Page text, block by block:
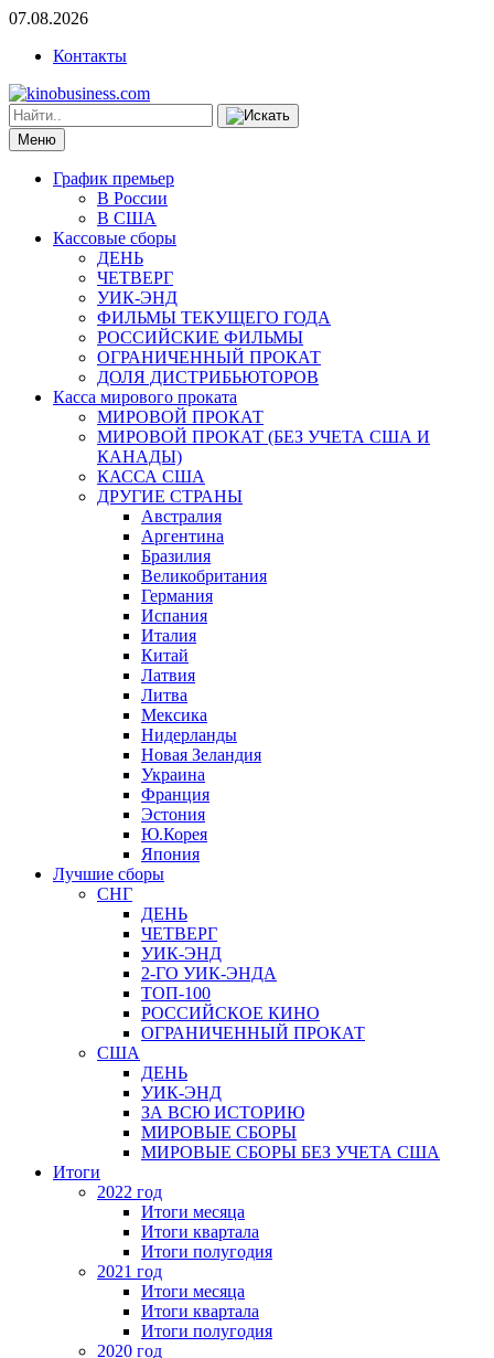
07.08.2026
Контакты
Меню
График премьер
В России
В США
Кассовые сборы
ДЕНЬ
ЧЕТВЕРГ
УИК-ЭНД
ФИЛЬМЫ ТЕКУЩЕГО ГОДА
РОССИЙСКИЕ ФИЛЬМЫ
ОГРАНИЧЕННЫЙ ПРОКАТ
ДОЛЯ ДИСТРИБЬЮТОРОВ
Касса мирового проката
МИРОВОЙ ПРОКАТ
МИРОВОЙ ПРОКАТ (БЕЗ УЧЕТА США И
КАНАДЫ)
КАССА США
ДРУГИЕ СТРАНЫ
Австралия
Аргентина
Бразилия
Великобритания
Германия
Испания
Италия
Китай
Латвия
Литва
Мексика
Нидерланды
Новая Зеландия
Украина
Франция
Эстония
Ю.Корея
Япония
Лучшие сборы
СНГ
ДЕНЬ
ЧЕТВЕРГ
УИК-ЭНД
2-ГО УИК-ЭНДА
ТОП-100
РОССИЙСКОЕ КИНО
ОГРАНИЧЕННЫЙ ПРОКАТ
США
ДЕНЬ
УИК-ЭНД
ЗА ВСЮ ИСТОРИЮ
МИРОВЫЕ СБОРЫ
МИРОВЫЕ СБОРЫ БЕЗ УЧЕТА США
Итоги
2022 год
Итоги месяца
Итоги квартала
Итоги полугодия
2021 год
Итоги месяца
Итоги квартала
Итоги полугодия
2020 год